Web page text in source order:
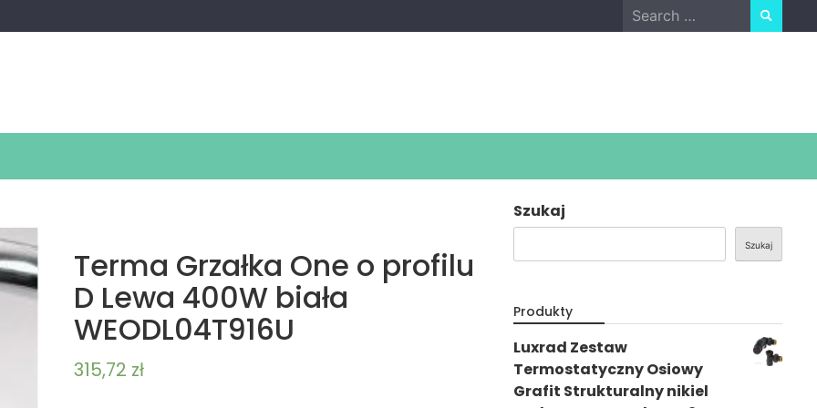
Search
for:
Terma Grzałka One o profilu
D Lewa 400W biała
WEODL04T916U
315,72 zł
Szukaj
Szukaj
Produkty
Luxrad Zestaw
Termostatyczny Osiowy
Grafit Strukturalny nikiel